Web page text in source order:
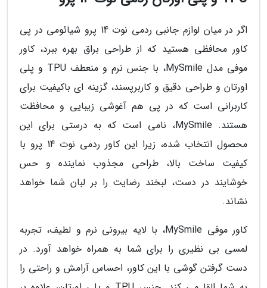
اگر در میان لوازم جانبی ردمی نوت 14 پرو شیائومی در پی
کاور محافظی هستید که از طراحی براق بهره ببرد، کاور
موفی مدل MySmile، با جنس نرم و منعطف TPU و پلی
اورتان و طراحی دقیق و کاربرپسند، گزینه ای باکیفیت برای
کاربرانی است که در پی هم آغوشی زیبایی و محافظت
هستند. MySmile، نامی است که به درستی برای این
محصول انتخاب شده، زیرا این کاور ردمی نوت 14 پرو با
کیفیت ساخت بالا، طراحی مجذوب نماینده و حس
خوشایند در دست، لبخند رضایت را بر لبان شما خواهد
نشاند.
کاور موفی MySmile، با لایه بیرونی نرم و لطیف، تجربه
لمسی بی نظیری را برای شما به همراه خواهد آورد. در
دست گرفتن گوشی با این کاور، احساس آرامش و راحتی را